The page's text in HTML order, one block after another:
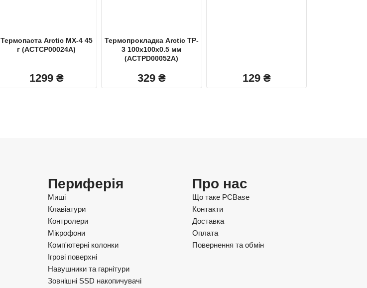
Термопаста Arctic MX-4 45
г (ACTCP00024A)
1299 ₴
Термопрокладка Arctic TP-
3 100х100х0.5 мм
(ACTPD00052A)
329 ₴ 129 ₴
Периферія
Миші
Клавіатури
Контролери
Мікрофони
Комп'ютерні колонки
Ігрові поверхні
Навушники та гарнітури
Зовнішні SSD накопичувачі
Про нас
Що таке PCBase
Контакти
Доставка
Оплата
Повернення та обмін